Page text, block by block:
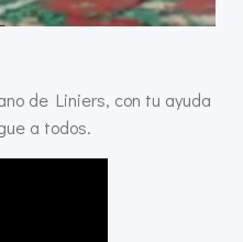
de Liniers, con tu ayuda
a todos.